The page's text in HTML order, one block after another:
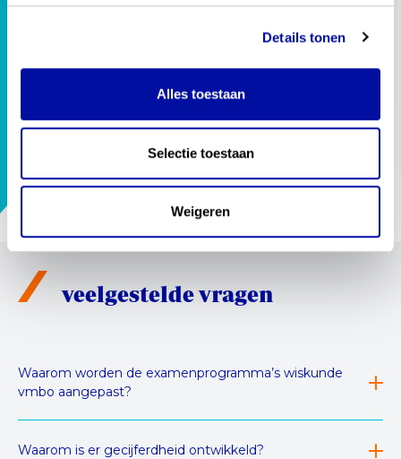
Details tonen
Alles toestaan
Selectie toestaan
Weigeren
De drie conceptexamenprogramma's
wiskunde en syllabi werden in schooljaar
loopt nu in schooljaar 2025/2026.
Lees verder
Opleveren handreikingen
veelgestelde vragen
Waarom worden de examenprogramma’s wiskunde
vmbo aangepast?
Waarom is er gecijferdheid ontwikkeld?